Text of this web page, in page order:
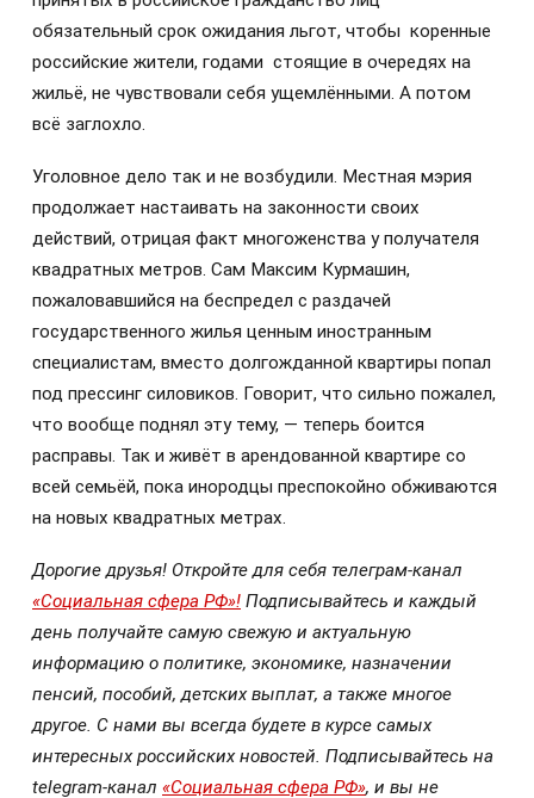
обязательный срок ожидания льгот, чтобы коренные
российские жители, годами стоящие в очередях на
жильё, не чувствовали себя ущемлёнными. А потом
всё заглохло.
Уголовное дело так и не возбудили. Местная мэрия
продолжает настаивать на законности своих
действий, отрицая факт многоженства у получателя
квадратных метров. Сам Максим Курмашин,
пожаловавшийся на беспредел с раздачей
государственного жилья ценным иностранным
специалистам, вместо долгожданной квартиры попал
под прессинг силовиков. Говорит, что сильно пожалел,
что вообще поднял эту тему, — теперь боится
расправы. Так и живёт в арендованной квартире со
всей семьёй, пока инородцы преспокойно обживаются
на новых квадратных метрах.
Дорогие друзья! Откройте для себя телеграм-канал
«Социальная сфера РФ»! Подписывайтесь и каждый
день получайте самую свежую и актуальную
информацию о политике, экономике, назначении
пенсий, пособий, детских выплат, а также многое
другое. С нами вы всегда будете в курсе самых
интересных российских новостей. Подписывайтесь на
telegram-канал «Социальная сфера РФ», и вы не